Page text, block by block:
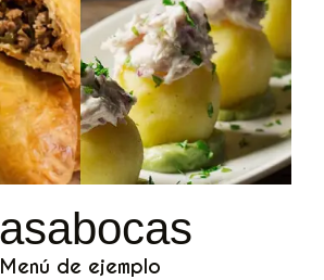
Menú de ejemplo